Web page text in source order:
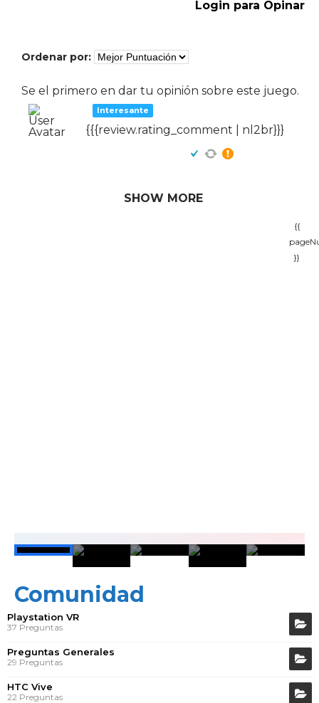
Login para Opinar
Ordenar por:
Se el primero en dar tu opinión sobre este juego.
Interesante
{{{review.rating_comment | nl2br}}}
SHOW MORE
{{
}}
Comunidad
Playstation VR
37 Preguntas
Preguntas Generales
29 Preguntas
HTC Vive
22 Preguntas